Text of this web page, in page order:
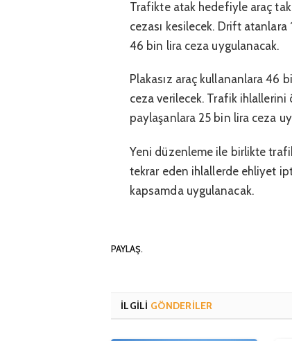
Trafikte atak hedefiyle araç
cezası kesilecek. Drift
46 bin lira ceza uygulanacak.
Plakasız araç kullananlara 46
ceza verilecek. Trafik
paylaşanlara 25 bin lira ceza
Yeni düzenleme ile birlikte
tekrar eden ihlallerde ehliyet
kapsamda uygulanacak.
PAYLAŞ.
İLGILI GÖNDERILER